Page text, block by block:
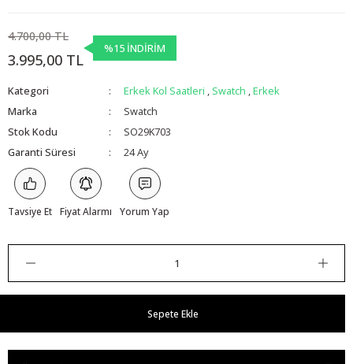
4.700,00 TL
3.995,00 TL
%15 İNDİRİM
Kategori Erkek Kol Saatleri , Swatch ,Erkek
Marka
Swatch
Stok Kodu
SO29K703
Garanti Süresi
24 Ay
Tavsiye Et Fiyat Alarmı Yorum Yap
Sepete Ekle